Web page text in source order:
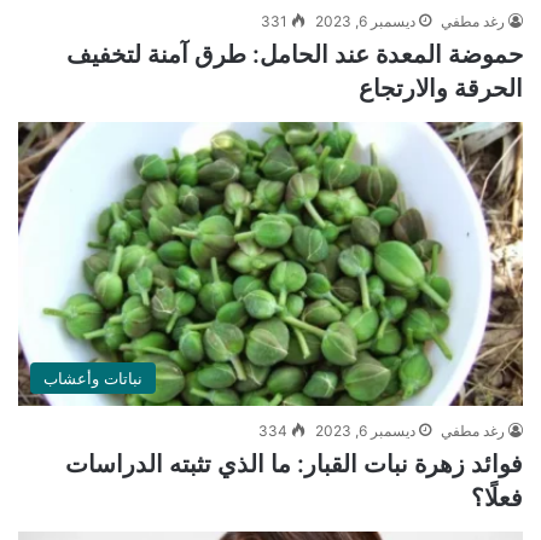
رغد مطفي ديسمبر 6, 2023 331
حموضة المعدة عند الحامل: طرق آمنة لتخفيف
الحرقة والارتجاع
نباتات وأعشاب
رغد مطفي ديسمبر 6, 2023 334
فوائد زهرة نبات القبار: ما الذي تثبته الدراسات
فعلًا؟